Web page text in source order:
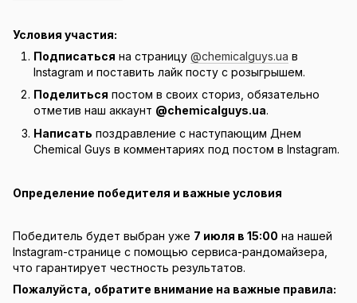
Условия участия:
Подписаться на страницу @chemicalguys.ua в
Instagram и поставить лайк посту с розыгрышем.
Поделиться постом в своих сториз, обязательно
отметив наш аккаунт @chemicalguys.ua.
Написать поздравление с наступающим Днем
Chemical Guys в комментариях под постом в Instagram.
Определение победителя и важные условия
Победитель будет выбран уже 7 июля в 15:00 на нашей
Instagram-странице с помощью сервиса-рандомайзера,
что гарантирует честность результатов.
Пожалуйста, обратите внимание на важные правила: